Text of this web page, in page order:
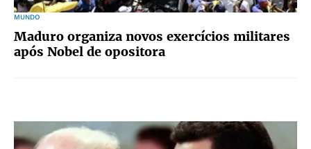
MUNDO
Maduro organiza novos exercícios militares
após Nobel de opositora